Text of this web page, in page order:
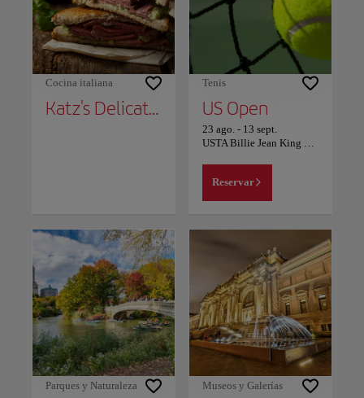
Cocina italiana
Katz's Delicatessen
Tenis
US Open
23 ago. - 13 sept.
Reservar
Parques y Naturaleza Museos y Galerías